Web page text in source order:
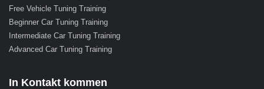
Free Vehicle Tuning Training
Beginner Car Tuning Training
Intermediate Car Tuning Training
Advanced Car Tuning Training
In Kontakt kommen